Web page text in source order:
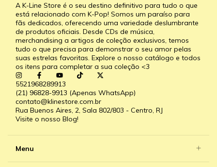
A K-Line Store é o seu destino definitivo para tudo o que
está relacionado com K-Pop! Somos um paraíso para
fãs dedicados, oferecendo uma variedade deslumbrante
de produtos oficiais. Desde CDs de música,
merchandising a artigos de coleção exclusivos, temos
tudo o que precisa para demonstrar o seu amor pelas
suas estrelas favoritas. Explore o nosso catálogo e todos
os itens para completar a sua coleção <3
5521968289913
(21) 96828-9913 (Apenas WhatsApp)
contato@klinestore.com.br
Rua Buenos Aires, 2, Sala 802/803 - Centro, RJ
Visite o nosso Blog!
Menu